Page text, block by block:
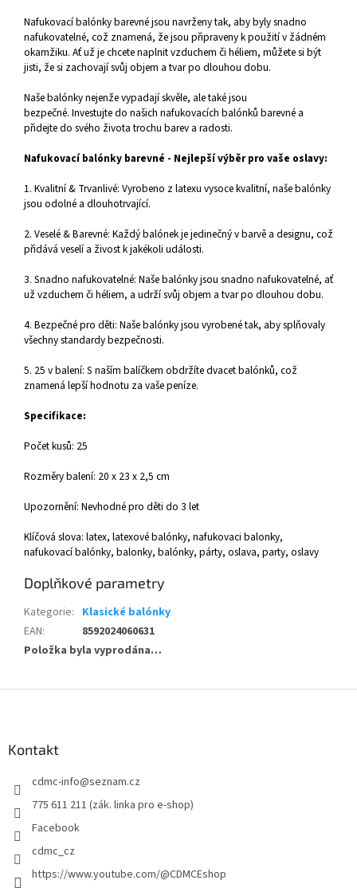
Nafukovací balónky barevné jsou navrženy tak, aby byly snadno
nafukovatelné, což znamená, že jsou připraveny k použití v žádném
okamžiku. Ať už je chcete naplnit vzduchem či héliem, můžete si být
jisti, že si zachovají svůj objem a tvar po dlouhou dobu.
Naše balónky nejenže vypadají skvěle, ale také jsou
bezpečné. Investujte do našich nafukovacích balónků barevné a
přidejte do svého života trochu barev a radosti.
Nafukovací balónky barevné - Nejlepší výběr pro vaše oslavy:
1. Kvalitní & Trvanlivé: Vyrobeno z latexu vysoce kvalitní, naše balónky
jsou odolné a dlouhotrvající.
2. Veselé & Barevné: Každý balónek je jedinečný v barvě a designu, což
přidává veselí a živost k jakékoli události.
3. Snadno nafukovatelné: Naše balónky jsou snadno nafukovatelné, ať
už vzduchem či héliem, a udrží svůj objem a tvar po dlouhou dobu.
4. Bezpečné pro děti: Naše balónky jsou vyrobené tak, aby splňovaly
všechny standardy bezpečnosti.
5. 25 v balení: S naším balíčkem obdržíte dvacet balónků, což
znamená lepší hodnotu za vaše peníze.
Specifikace:
Počet kusů: 25
Rozměry balení: 20 x 23 x 2,5 cm
Upozornění: Nevhodné pro děti do 3 let
Klíčová slova: latex, latexové balónky, nafukovaci balonky,
nafukovací balónky, balonky, balónky, párty, oslava, party, oslavy
Doplňkové parametry
Kategorie: Klasické balónky
EAN:
8592024060631
Položka byla vyprodána…
Kontakt
cdmc-info@seznam.cz
775 611 211 (zák. linka pro e-shop)
Facebook
cdmc_cz
https://www.youtube.com/@CDMCEshop